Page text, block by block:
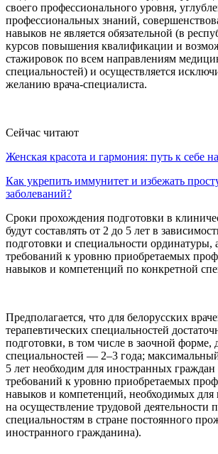
своего профессионального уровня,
профессиональных знаний,
навыков не является обязательной (в
курсов повышения квалификации и
стажировок по всем направлениям
специальностей) и осуществляется
желанию врача-специалиста.
Сейчас читают
Женская красота и гармония: путь к себе
Как укрепить иммунитет и избежать
заболеваний?
Сроки прохождения подготовки в
будут составлять от 2 до 5 лет в
подготовки и специальности ординатуры,
требований к уровню приобретаемых
навыков и компетенций по конкретной
Предполагается, что для белорусских
терапевтических специальностей
подготовки, в том числе в заочной форме,
специальностей — 2–3 года;
5 лет необходим для иностранных граждан
требований к уровню приобретаемых
навыков и компетенций, необходимых для
на осуществление трудовой деятельности
специальностям в стране постоянного
иностранного гражданина).